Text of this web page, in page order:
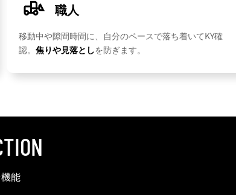
職人
移動中や隙間時間に、自分のペースで落ち着いてKY確
認。 焦りや見落としを防ぎます。
能